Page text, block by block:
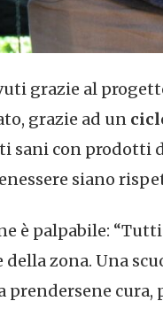
grazie al
grazie ad un
sani con prodotti
siano
è palpabile:
zona. Una
cura,